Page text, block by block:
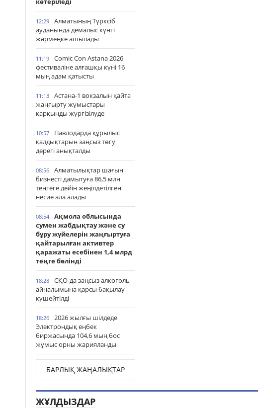
12:29
Алматының Түрксіб
ауданында демалыс күнгі
жәрмеңке ашылады
11:19
Comic Con Astana 2026
фестиваліне алғашқы күні 16
мың адам қатысты
11:13
Астана-1 вокзалын қайта
жаңғырту жұмыстары
қарқынды жүргізілуде
10:57
Павлодарда құрылыс
қалдықтарын заңсыз төгу
дерегі анықталды
08:56
Алматылықтар шағын
бизнесті дамытуға 86,5 млн
теңгеге дейін жеңілдетілген
несие ала алады
08:54
Ақмола облысында
сумен жабдықтау және су
бұру жүйелерін жаңғыртуға
қайтарылған активтер
қаражаты есебінен 1,4 млрд
теңге бөлінді
18:28
СҚО-да заңсыз алкоголь
айналымына қарсы бақылау
күшейтілді
18:26
2026 жылғы шілдеде
Электрондық еңбек
биржасында 104,6 мың бос
жұмыс орны жарияланды
БАРЛЫҚ ЖАҢАЛЫҚТАР
ЖҰЛДЫЗДАР